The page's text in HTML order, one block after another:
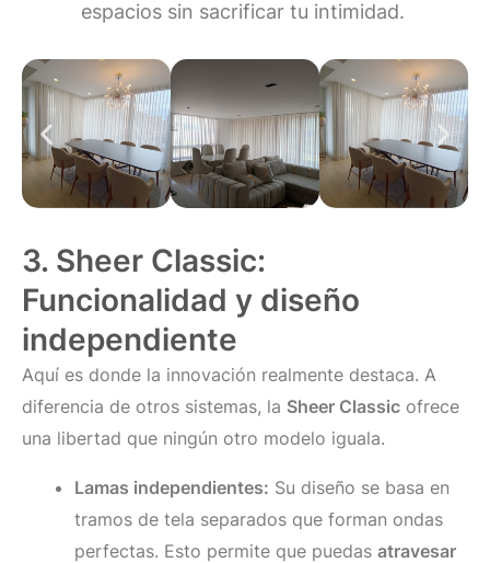
espacios sin sacrificar tu intimidad.
3. Sheer Classic:
Funcionalidad y diseño
independiente
Aquí es donde la innovación realmente destaca. A
diferencia de otros sistemas, la Sheer Classic ofrece
una libertad que ningún otro modelo iguala.
Lamas independientes: Su diseño se basa en
tramos de tela separados que forman ondas
perfectas. Esto permite que puedas atravesar